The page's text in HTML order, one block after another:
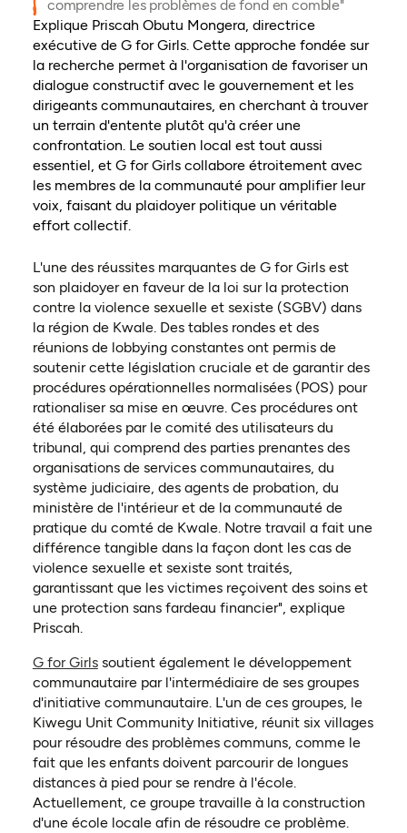
comprendre les problèmes de fond en comble"
Explique Priscah Obutu Mongera, directrice
exécutive de G for Girls. Cette approche fondée sur
la recherche permet à l'organisation de favoriser un
dialogue constructif avec le gouvernement et les
dirigeants communautaires, en cherchant à trouver
un terrain d'entente plutôt qu'à créer une
confrontation. Le soutien local est tout aussi
essentiel, et G for Girls collabore étroitement avec
les membres de la communauté pour amplifier leur
voix, faisant du plaidoyer politique un véritable
effort collectif.
L'une des réussites marquantes de G for Girls est
son plaidoyer en faveur de la loi sur la protection
contre la violence sexuelle et sexiste (SGBV) dans
la région de Kwale. Des tables rondes et des
réunions de lobbying constantes ont permis de
soutenir cette législation cruciale et de garantir des
procédures opérationnelles normalisées (POS) pour
rationaliser sa mise en œuvre. Ces procédures ont
été élaborées par le comité des utilisateurs du
tribunal, qui comprend des parties prenantes des
organisations de services communautaires, du
système judiciaire, des agents de probation, du
ministère de l'intérieur et de la communauté de
pratique du comté de Kwale. Notre travail a fait une
différence tangible dans la façon dont les cas de
violence sexuelle et sexiste sont traités,
garantissant que les victimes reçoivent des soins et
une protection sans fardeau financier", explique
Priscah.
G for Girlssoutient également le développement
communautaire par l'intermédiaire de ses groupes
d'initiative communautaire. L'un de ces groupes, le
Kiwegu Unit Community Initiative, réunit six villages
pour résoudre des problèmes communs, comme le
fait que les enfants doivent parcourir de longues
distances à pied pour se rendre à l'école.
Actuellement, ce groupe travaille à la construction
d'une école locale afin de résoudre ce problème.